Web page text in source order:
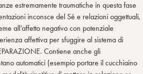
estremamente traumatiche in questa fase
inconsce del Sé e relazioni oggettuali,
all’affetto negativo con potenziale
affettiva per sfuggire al sistema di
Contiene anche gli
automatici (esempio portare il cucchiaino